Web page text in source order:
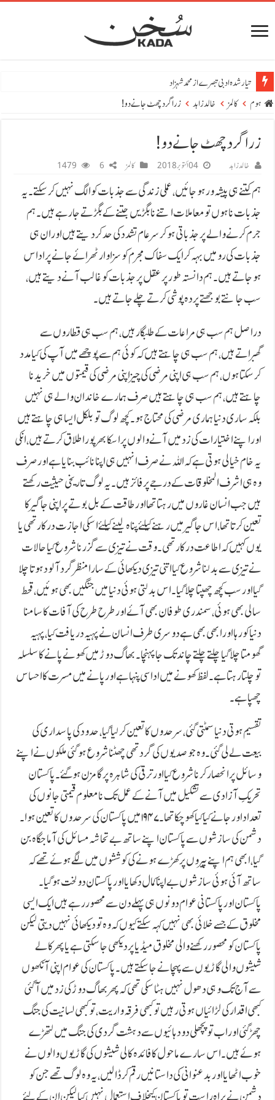
تیار شدہ ادبی تبصرے از محمد شہزاد
ہوم
کالمز خالد زاہد زرا گرد چھٹ جانے دو!
زرا گرد چھٹ جانے دو!
خالد زاہد 04 اکتوبر 2018 کالمز 6
1479
ہم کتنے ہی پیشہ ور ہوجائیں، عملی زندگی سے جذبات کو الگ نہیں کر سکتے۔ یہ
جذبات نا ہوں تو معاملات اتنے نا بگڑیں جتنے کے بگڑتے جا رہے ہیں۔ ہم
جرم کرنے والے پر جذباتی ہوکر سر عام تشدد کی حد کردیتے ہیں اور ان ہی
جذبات کی رو میں بہہ کر ایک سفاک مجرم کو سزا وار ٹھرائے جانے پر اداس
ہوجاتے ہیں۔ ہم دانستہ طور پر عقل پر جذبات کو غالب آنے دیتے ہیں،
سب جانتے بوجھتے پردہ پوشی کرتے چلے جاتے ہیں۔
دراصل ہم سب ہی مراعات کے طلبگار ہیں، ہم سب ہی قطاروں سے
گھبراتے ہیں، ہم سب ہی چاہتے ہیں کہ کوئی ہم سے پوچھے میں آپ کی کیا مدد
کرسکتا ہوں، ہم سب ہی اپنی مرضی کی چیز اپنی مرضی کی قیمتوں میں خریدنا
چاہتے ہیں، ہم سب ہی چاہتے ہیں صرف ہمارے خاندان والے ہی نہیں
بلکہ ساری دنیا ہماری مرضی کی محتاج ہو۔ کچھ لوگ تو بلکل ایسا ہی چاہتے ہیں
اور اپنے اختیارات کی زد میں آنے والوں پر اسکا بھرپور اطلاق کرتے ہیں، انکی
یہ خام خیالی ہوتی ہے کہ اللہ نے صرف انہیں ہی اپنا نائب بنایا ہے اور صرف
وہ ہی اشرف المخلوقات کے درجے پر فائز ہیں۔ یہ لوگ تاریخی حیثیت رکھتے
ہیں جب انسان غاروں میں رہتا تھا اور طاقت کے بل بوتے پر اپنی جاگیر کا
تعین کرتا تھا، اس جاگیر میں رہنے کیلئے پناہ لینے کیلئے اسکی اجازت درکار تھی یا
یوں کہیں کہ اطاعت درکار تھی۔ وقت نے تیزی سے گزرنا شروع کیا حالات
نے تیزی سے بدلنا شروع کیا اتنی تیزی دیکھائی کے سارا منظر گرد آلود ہوتا چلا
گیا اور سب کچھ چھپتا چلا گیا۔ اس بدلتی ہوئی دنیا میں جنگیں بھی ہوئیں، قحط
سالی بھی ہوئی، سمندری طوفان بھی آئے اور طرح طرح کی آفات کا سامنا
دنیا کو رہا اور ابھی بھی ہے دوسری طرف انسان نے پہیہ دریافت کیا، پہیہ
گھومتا چلا گیا چلتے چلتے چاند تک جا پہنچا۔ بھاگ دوڑ میں کھونے پانے کا سلسلہ
تو چلتا رہتا ہے۔ لفظ کھونے میں اداسی پنہا ہے اور پانے میں مسرت کا احساس
چھپا ہے۔
تقسیم ہوتی دنیا سمٹتی گئی، سرحدوں کا تعین کرلیا گیا، حدود کی پاسداری کی
بیعت لے لی گئی۔ وہ جو صدیوں کی گرد تھی چھٹنا شروع ہوگئی ملکوں نے اپنے
وسائل پر انحصار کرنا شروع کیا اور ترقی کی شاہرہ پر گامزن ہوگئے۔ پاکستان
تحریکِ آزادی سے تشکیل میں آنے کے عمل تک نامعلوم قیمتی جانوں کی
تعداد اور جانے کیا کیا کھو چکا تھا۔ ۱۹۴۷ میں پاکستان کی سرحدوں کا تعین ہوا۔
دشمن کی سازشوں سے پاکستان اپنے ساتھ بے تحاشہ مسائل کی آماجگاہ بن
گیا، ابھی ہم اپنے پیروں پر کھڑے ہونے کی کوششوں میں لگے ہوئے تھے کہ
ساتھ آئی ہوئی سازشوں بے اپنا کمال دکھایا اور پاکستان دولخت ہوگیا۔
پاکستان اور پاکستانی عوام دونوں ہی پہلے دن سے محصور رہے ہیں ایک ایسی
مخلوق کے جسے خلائی بھی نہیں کہہ سکتے کیوں کہ وہ تو دیکھائی نہیں دیتی لیکن
پاکستان کو محصور رکھنے والی مخلوق میڈیا پر دیکھی جا سکتی ہے یا پھر کالے
شیشوں والی گاڑیوں سے پہچانے جا سکتے ہیں۔ پاکستان کی عوام اپنی آنکھوں
سے آج تک وہی دھول نہیں ہٹا سکی تھی کہ پھر بھاگ دوڑ کی زد میں آگئی
کبھی اقدار کی لڑائیاں ہوتی رہیں تو کبھی فرقہ واریت، تو کبھی لسانیت کی جنگ
چھڑ گئی اور اب تو پچھلی دو دہائیوں سے دہشت گردی کی جنگ میں لتھڑے
ہوئے ہیں۔ اس سارے ماحول کا فائدہ کالی شیشوں کی گاڑیوں والوں نے
خوب اٹھایا اور بدعنوانی کی داستانیں رقم کرڈالیں، یہ وہ لوگ تھے جن کو
دشمن نے براہ راست تو پاکستان کیخلاف استعمال نہیں کیا لیکن ان کے لئے